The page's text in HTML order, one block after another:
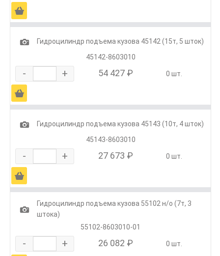
Ä
1
Гидроцилиндр подъема кузова 45142 (15т, 5 шток)
45142-8603010
- + 54 427 ₽ 0 шт.
Ä
1
Гидроцилиндр подъема кузова 45143 (10т, 4 шток)
45143-8603010
- + 27 673 ₽ 0 шт.
Ä
1
Гидроцилиндр подъема кузова 55102 н/о (7т, 3
штока)
55102-8603010-01
- + 26 082 ₽ 0 шт.